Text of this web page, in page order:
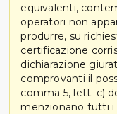
equivalenti,
operatori non
produrre, su
certificazione
dichiarazione
comprovanti il
comma 5, lett. c)
menzionano tutti i